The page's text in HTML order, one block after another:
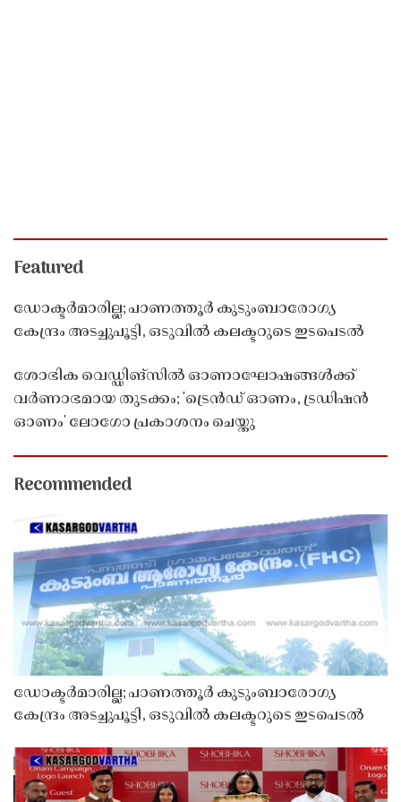
Featured
ഡോക്ടർമാരില്ല; പാണത്തൂർ കുടുംബാരോഗ്യ
കേന്ദ്രം അടച്ചുപൂട്ടി, ഒടുവിൽ കലക്ടറുടെ ഇടപെടൽ
ശോഭിക വെഡ്ഡിങ്സിൽ ഓണാഘോഷങ്ങൾക്ക്
വർണാഭമായ തുടക്കം; 'ട്രെൻഡ് ഓണം, ട്രഡിഷൻ
ഓണം' ലോഗോ പ്രകാശനം ചെയ്തു
Recommended
ഡോക്ടർമാരില്ല; പാണത്തൂർ കുടുംബാരോഗ്യ
കേന്ദ്രം അടച്ചുപൂട്ടി, ഒടുവിൽ കലക്ടറുടെ ഇടപെടൽ